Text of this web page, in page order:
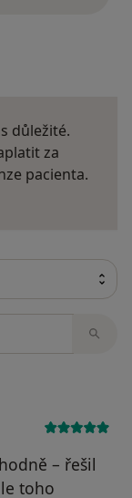
důležité.
za
pacienta.
– řešil
toho